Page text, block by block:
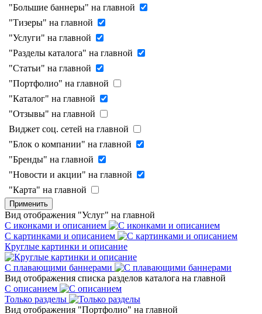
"Большие баннеры" на главной
"Тизеры" на главной
"Услуги" на главной
"Разделы каталога" на главной
"Статьи" на главной
"Портфолио" на главной
"Каталог" на главной
"Отзывы" на главной
Виджет соц. сетей на главной
"Блок о компании" на главной
"Бренды" на главной
"Новости и акции" на главной
"Карта" на главной
Применить
Вид отображения "Услуг" на главной
С иконками и описанием
С картинками и описанием
Круглые картинки и описание
С плавающими баннерами
Вид отображения списка разделов каталога на главной
С описанием
Только разделы
Вид отображения "Портфолио" на главной